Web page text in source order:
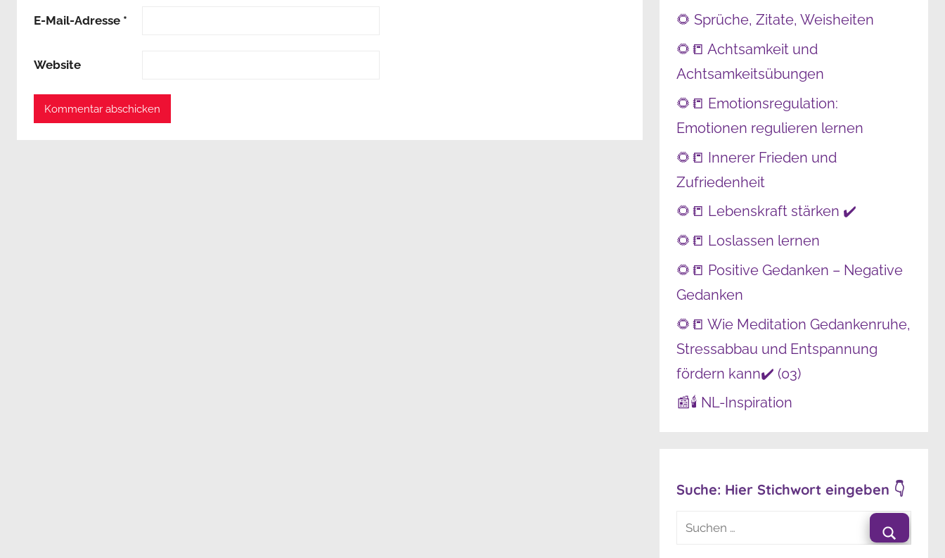
E-Mail-Adresse *
Website
🌻 Sprüche, Zitate, Weisheiten
🌻📒 Achtsamkeit und
Achtsamkeitsübungen
🌻📒 Emotionsregulation:
Emotionen regulieren lernen
🌻📒 Innerer Frieden und
Zufriedenheit
🌻📒 Lebenskraft stärken ✔️
🌻📒 Loslassen lernen
🌻📒 Positive Gedanken – Negative
Gedanken
🌻📒 Wie Meditation Gedankenruhe,
Stressabbau und Entspannung
fördern kann✔️ (03)
📰🕯️ NL-Inspiration
Suche: Hier Stichwort eingeben 👇
Suchen